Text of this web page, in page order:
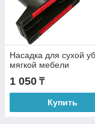
Насадка для сухой
мягкой мебели
1 050 ₸
Купить